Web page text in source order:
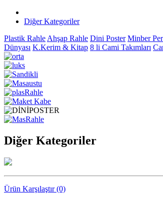
Diğer Kategoriler
Plastik Rahle Ahşap Rahle Dini Poster Minber
Dünyası K.Kerim & Kitap 8 li Cami Takımları
Diğer Kategoriler
Ürün Karşılaştır (0)